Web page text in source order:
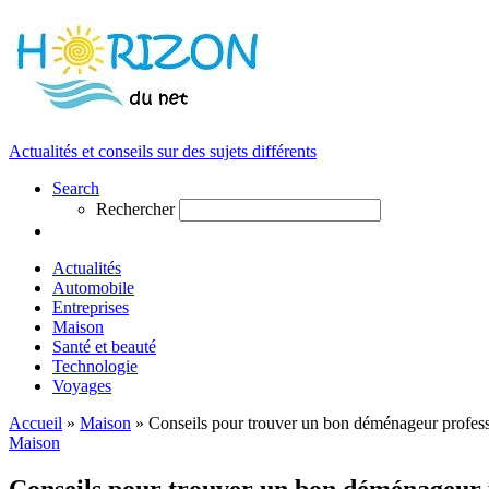
Actualités et conseils sur des sujets différents
Search
Rechercher
Actualités
Automobile
Entreprises
Maison
Santé et beauté
Technologie
Voyages
Accueil » Maison » Conseils pour trouver un bon déménageur
Maison